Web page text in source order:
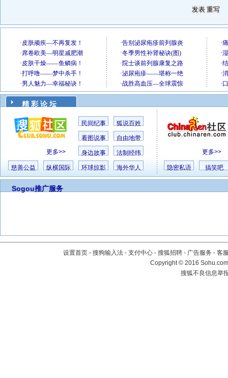
精 彩 论 坛
更多>>
民间纪事 狐说百姓
看图说事 自由地带
身边故事 法制经纬
慈善公益 纵横国际 环球掠影 海外华人
更多>>
隐密私语 搞笑吧
Sogou推广服务
设置首页 - 搜狗输入法 - 支付中心 - 搜狐招聘 - 广告服务 - 客
Copyright©2016
搜狐不良信息举